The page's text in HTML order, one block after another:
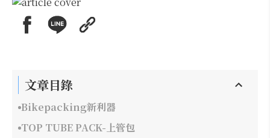
文章目錄
Bikepacking新利器
TOP TUBE PACK-上管包